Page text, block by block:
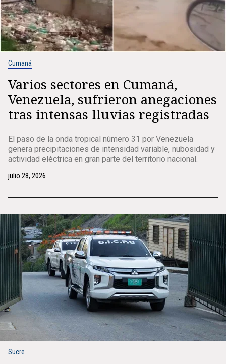
Cumaná
Varios sectores en Cumaná,
Venezuela, sufrieron anegaciones
tras intensas lluvias registradas
El paso de la onda tropical número 31 por Venezuela
genera precipitaciones de intensidad variable, nubosidad y
actividad eléctrica en gran parte del territorio nacional.
julio 28, 2026
Sucre